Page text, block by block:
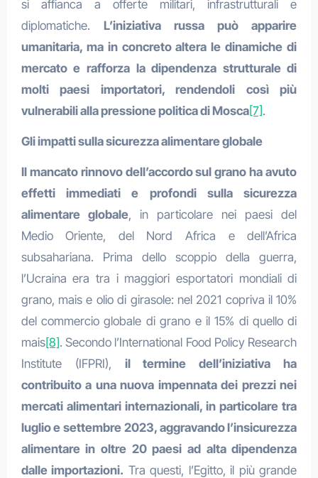
si affianca a offerte militari, infrastrutturali e
diplomatiche. L’iniziativa russa può apparire
umanitaria, ma in concreto altera le dinamiche di
mercato e rafforza la dipendenza strutturale di
molti paesi importatori, rendendoli così più
vulnerabili alla pressione politica di Mosca[7] .
Gli impatti sulla sicurezza alimentare globale
Il mancato rinnovo dell’accordo sul grano ha avuto
effetti immediati e profondi sulla sicurezza
alimentare globale, in particolare nei paesi del
Medio Oriente, del Nord Africa e dell’Africa
subsahariana. Prima dello scoppio della guerra,
l’Ucraina era tra i maggiori esportatori mondiali di
grano, mais e olio di girasole: nel 2021 copriva il 10%
del commercio globale di grano e il 15% di quello di
mais[8]. Secondo l’International Food Policy Research
Institute (IFPRI), il termine dell’iniziativa ha
contribuito a una nuova impennata dei prezzi nei
mercati alimentari internazionali, in particolare tra
luglio e settembre 2023, aggravando l’insicurezza
alimentare in oltre 20 paesi ad alta dipendenza
dalle importazioni. Tra questi, l’Egitto, il più grande